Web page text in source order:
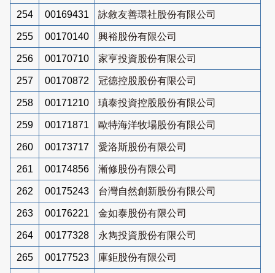
254 00169431 詠敘友善環社股份有限公司
255 00170140 興裕股份有限公司
256 00170710 家亨投資股份有限公司
257 00170872 冠德控股股份有限公司
258 00171210 瑱泰投資控股股份有限公司
259 00171871 歐特海洋牧場股份有限公司
260 00173717 愛洛斯股份有限公司
261 00174856 漸修股份有限公司
262 00175243 台灣自然創新股份有限公司
263 00176221 金如泰股份有限公司
264 00177328 永雋投資股份有限公司
265 00177523 庫鉅股份有限公司